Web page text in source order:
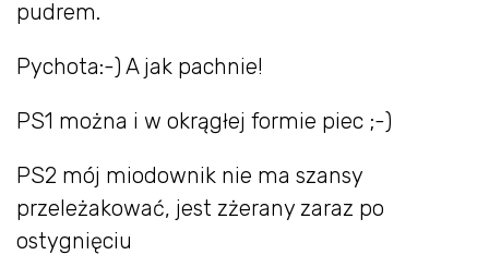
pudrem.
Pychota:-) A jak pachnie!
PS1 można i w okrągłej formie piec ;-)
PS2 mój miodownik nie ma szansy
przeleżakować, jest zżerany zaraz po
ostygnięciu